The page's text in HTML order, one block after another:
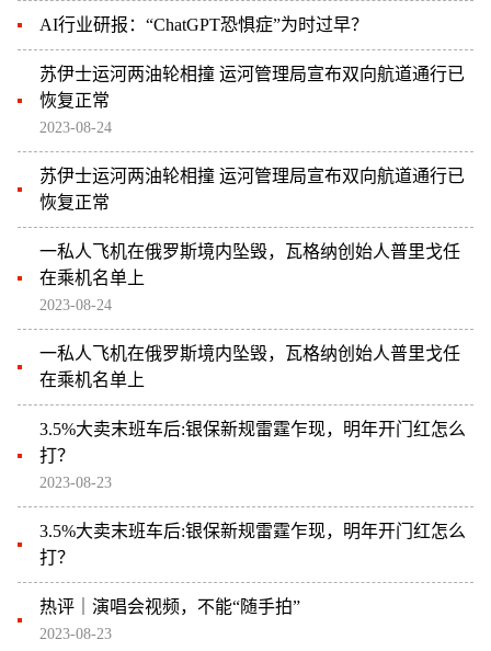
AI行业研报：“ChatGPT恐惧症”为时过早？
苏伊士运河两油轮相撞 运河管理局宣布双向航道通行已
恢复正常
2023-08-24
苏伊士运河两油轮相撞 运河管理局宣布双向航道通行已
恢复正常
一私人飞机在俄罗斯境内坠毁，瓦格纳创始人普里戈任
在乘机名单上
2023-08-24
一私人飞机在俄罗斯境内坠毁，瓦格纳创始人普里戈任
在乘机名单上
3.5%大卖末班车后:银保新规雷霆乍现，明年开门红怎么
打？
2023-08-23
3.5%大卖末班车后:银保新规雷霆乍现，明年开门红怎么
打？
热评｜演唱会视频，不能“随手拍”
2023-08-23